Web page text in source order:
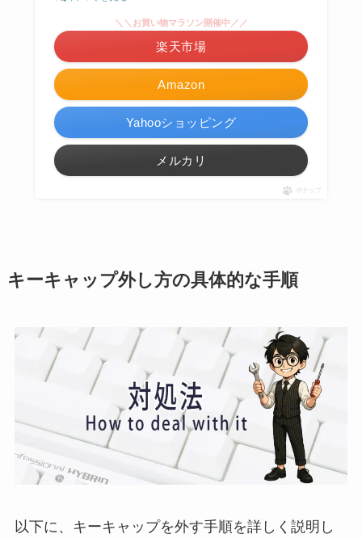
Amazon
＼＼お買い物マラソン開催中／／
楽天市場
Yahooショッピング
メルカリ
ポチップ
キーキャップ外し方の具体的な手順
以下に、キーキャップを外す手順を詳しく説明し